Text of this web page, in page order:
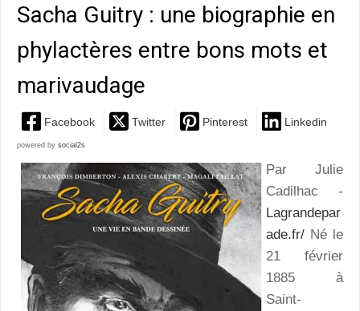
Sacha Guitry : une biographie en
phylactères entre bons mots et
marivaudage
Facebook Twitter Pinterest Linkedin
powered by social2s
Par Julie
Cadilhac -
Lagrandepar
ade.fr/ Né le
21 février
1885 à
Saint-